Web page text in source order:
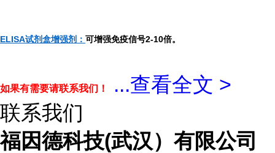
ELISA试剂盒增强剂： 可增强免疫信号2-10倍。
如果有需要请联系我们！ ...查看全文 >
联系我们
福因德科技(武汉）有限公司